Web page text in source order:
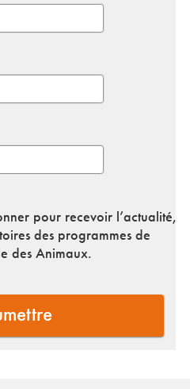
pour recevoir l’actualité,
des programmes de
des Animaux.
recevoir les dernières
rester au courant des
aux mises à jour par